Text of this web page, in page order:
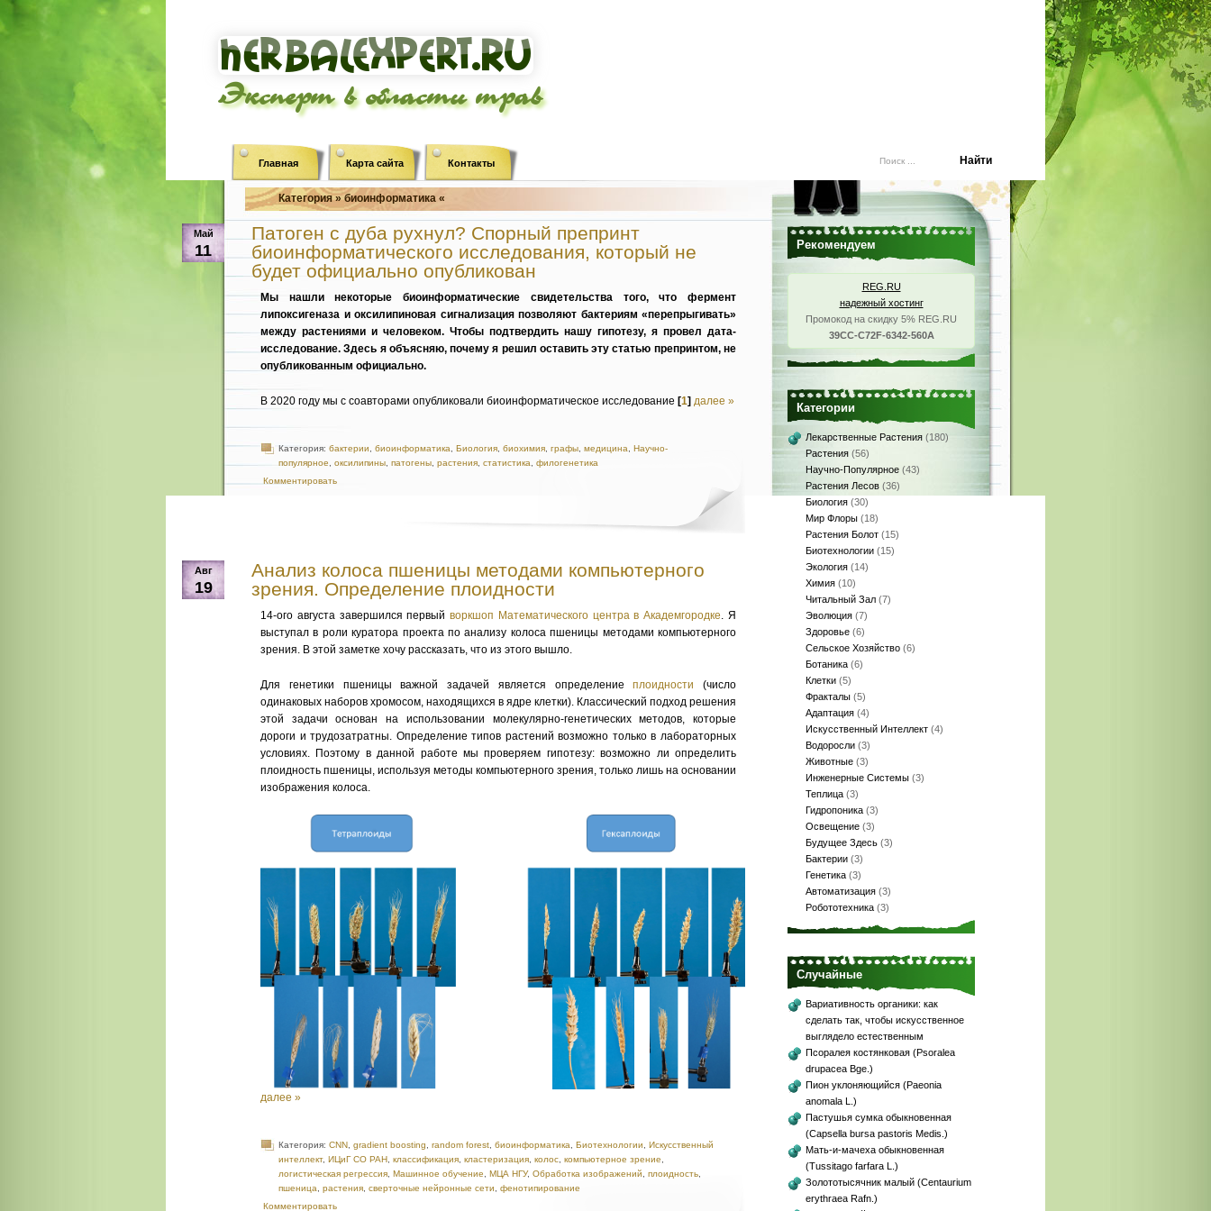
Эксперт в области трав
Главная Карта сайта Контакты
Категория » биоинформатика «
Май
11
Патоген с дуба рухнул? Спорный препринт
биоинформатического исследования, который не
будет официально опубликован
Мы нашли некоторые биоинформатические свидетельства того, что фермент
липоксигеназа и оксилипиновая сигнализация позволяют бактериям «перепрыгивать»
между растениями и человеком. Чтобы подтвердить нашу гипотезу, я провел дата-
исследование. Здесь я объясняю, почему я решил оставить эту статью препринтом, не
опубликованным официально.
В 2020 году мы с соавторами опубликовали биоинформатическое исследование [1] далее »
Категория: бактерии биоинформатика Биология биохимия графы медицина
Научно-
популярное
оксилипины патогены растения статистика
филогенетика
Комментировать
Авг
19
Анализ колоса пшеницы методами компьютерного
зрения. Определение плоидности
14-ого августа завершился первыйворкшоп Математического центра в Академгородке. Я
выступал в роли куратора проекта по анализу колоса пшеницы методами компьютерного
зрения. В этой заметке хочу рассказать, что из этого вышло.
Для генетики пшеницы важной задачей является определениеплоидности (число
одинаковых наборов хромосом, находящихся в ядре клетки). Классический подход решения
этой задачи основан на использовании молекулярно-генетических методов, которые
дороги и трудозатратны. Определение типов растений возможно только в лабораторных
условиях. Поэтому в данной работе мы проверяем гипотезу: возможно ли определить
плоидность пшеницы, используя методы компьютерного зрения, только лишь на основании
изображения колоса.
далее »
Категория: CNN gradient boosting random forest биоинформатика Биотехнологии
Искусственный
интеллект, ИЦиГ СО РАН классификация кластеризация колос компьютерное зрение
логистическая регрессия Машинное обучение МЦА НГУ, Обработка изображений плоидность
пшеница
растения сверточные нейронные сети
фенотипирование
Комментировать
Рекомендуем
REG.RU
надежный хостинг
Промокод на скидку 5% REG.RU
39CC-C72F-6342-560A
Категории
Лекарственные Растения (180)
Растения (56)
Научно-Популярное (43)
Растения Лесов (36)
Биология (30)
Мир Флоры (18)
Растения Болот (15)
Биотехнологии (15)
Экология (14)
Химия (10)
Читальный Зал (7)
Эволюция (7)
Здоровье (6)
Сельское Хозяйство (6)
Ботаника (6)
Клетки (5)
Фракталы (5)
Адаптация (4)
Искусственный Интеллект (4)
Водоросли (3)
Животные (3)
Инженерные Системы (3)
Теплица (3)
Гидропоника (3)
Освещение (3)
Будущее Здесь (3)
Бактерии (3)
Генетика (3)
Автоматизация (3)
Робототехника (3)
Случайные
Вариативность органики: как
сделать так, чтобы искусственное
выглядело естественным
Псоралея костянковая (Psoralea
drupacea Bge.)
Пион уклоняющийся (Paeonia
anomala L.)
Пастушья сумка обыкновенная
(Capsella bursa pastoris Medis.)
Мать-и-мачеха обыкновенная
(Tussitago farfara L.)
Золототысячник малый (Centaurium
erythraea Rafn.)